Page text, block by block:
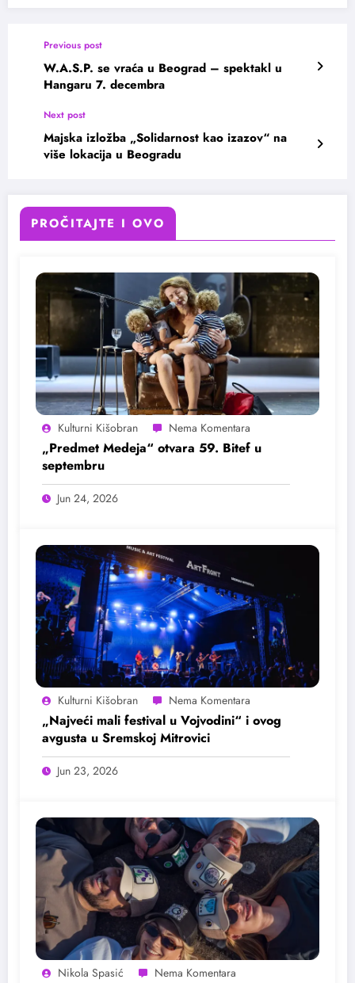
Previous post
W.A.S.P. se vraća u Beograd – spektakl u
Hangaru 7. decembra
Next post
Majska izložba „Solidarnost kao izazov“ na
više lokacija u Beogradu
PROČITAJTE I OVO
Kulturni Kišobran
„Predmet Medeja“ otvara 59. Bitef u
septembru
Jun 24, 2026
Kulturni Kišobran
„Najveći mali festival u Vojvodini“ i ovog
avgusta u Sremskoj Mitrovici
Jun 23, 2026
Nikola Spasić